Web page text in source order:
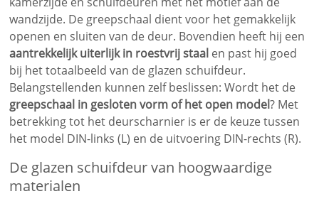
wandzijde. De greepschaal dient voor het gemakkelijk
openen en sluiten van de deur. Bovendien heeft hij een
aantrekkelijk uiterlijk in roestvrij staal en past hij goed
bij het totaalbeeld van de glazen schuifdeur.
Belangstellenden kunnen zelf beslissen: Wordt het de
greepschaal in gesloten vorm of het open model? Met
betrekking tot het deurscharnier is er de keuze tussen
het model DIN-links (L) en de uitvoering DIN-rechts (R).
De glazen schuifdeur van hoogwaardige
materialen